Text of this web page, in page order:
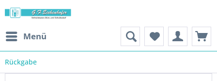
Menü
Rückgabe